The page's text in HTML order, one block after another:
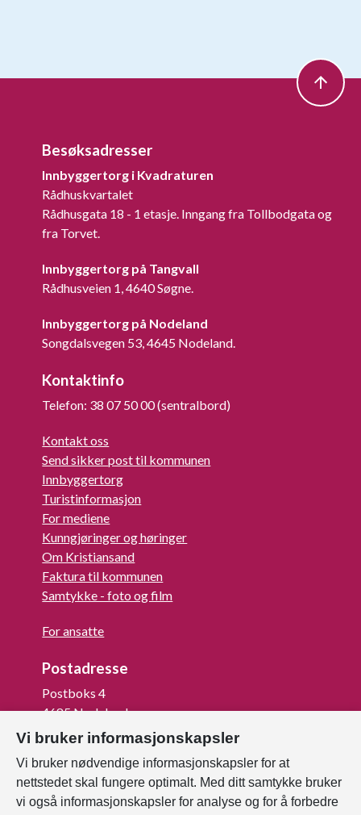
Besøksadresser
Innbyggertorg i Kvadraturen
Rådhuskvartalet
Rådhusgata 18 - 1 etasje. Inngang fra Tollbodgata og
fra Torvet.
Innbyggertorg på Tangvall
Rådhusveien 1, 4640 Søgne.
Innbyggertorg på Nodeland
Songdalsvegen 53, 4645 Nodeland.
Kontaktinfo
Telefon: 38 07 50 00 (sentralbord)
Kontakt oss
Send sikker post til kommunen
Innbyggertorg
Turistinformasjon
For mediene
Kunngjøringer og høringer
Om Kristiansand
Faktura til kommunen
Samtykke - foto og film
For ansatte
Postadresse
Postboks 4
4685 Nodeland
Org.nr: 820 852 982
Last ned vår innbygger -app
Vi bruker informasjonskapsler
Vi bruker nødvendige informasjonskapsler for at
nettstedet skal fungere optimalt. Med ditt samtykke bruker
vi også informasjonskapsler for analyse og for å forbedre